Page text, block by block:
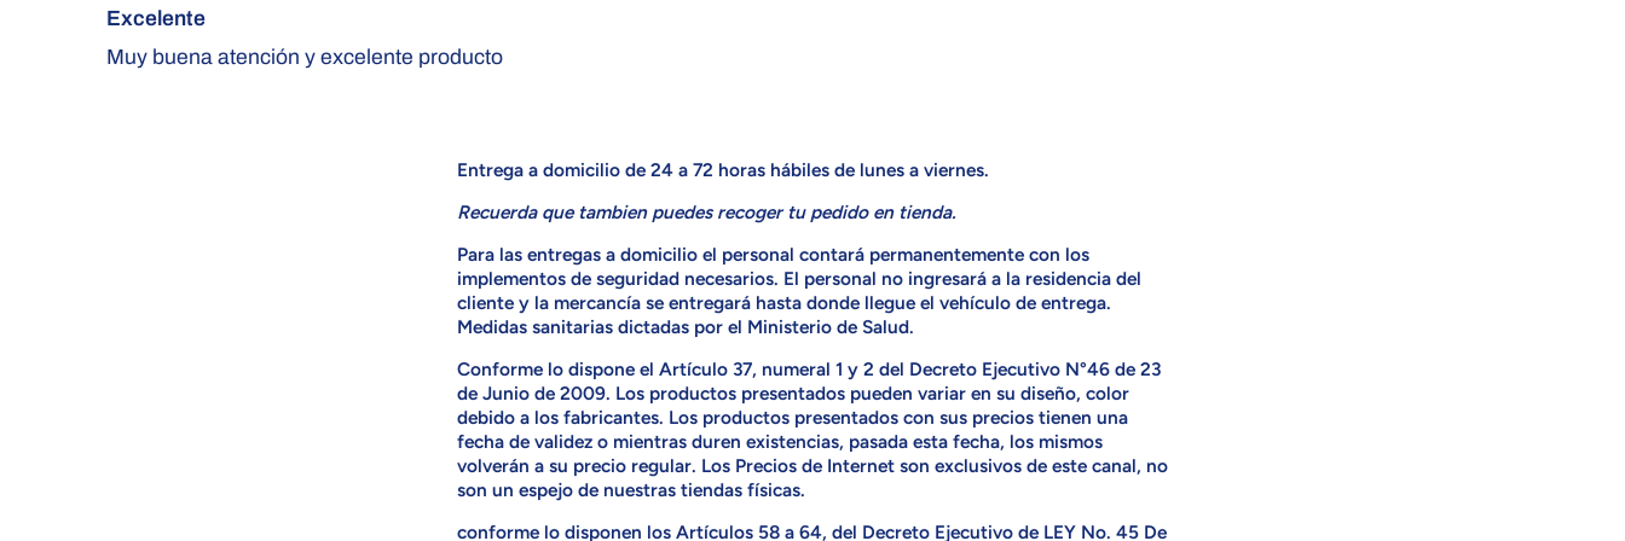
Excelente
Muy buena atención y excelente producto
Entrega a domicilio de 24 a 72 horas hábiles de lunes a viernes.
Recuerda que tambien puedes recoger tu pedido en tienda.
Para las entregas a domicilio el personal contará permanentemente con los
implementos de seguridad necesarios. El personal no ingresará a la residencia del
cliente y la mercancía se entregará hasta donde llegue el vehículo de entrega.
Medidas sanitarias dictadas por el Ministerio de Salud.
Conforme lo dispone el Artículo 37, numeral 1 y 2 del Decreto Ejecutivo N°46 de 23
de Junio de 2009. Los productos presentados pueden variar en su diseño, color
debido a los fabricantes. Los productos presentados con sus precios tienen una
fecha de validez o mientras duren existencias, pasada esta fecha, los mismos
volverán a su precio regular. Los Precios de Internet son exclusivos de este canal, no
son un espejo de nuestras tiendas físicas.
conforme lo disponen los Artículos 58 a 64, del Decreto Ejecutivo de LEY No. 45 De